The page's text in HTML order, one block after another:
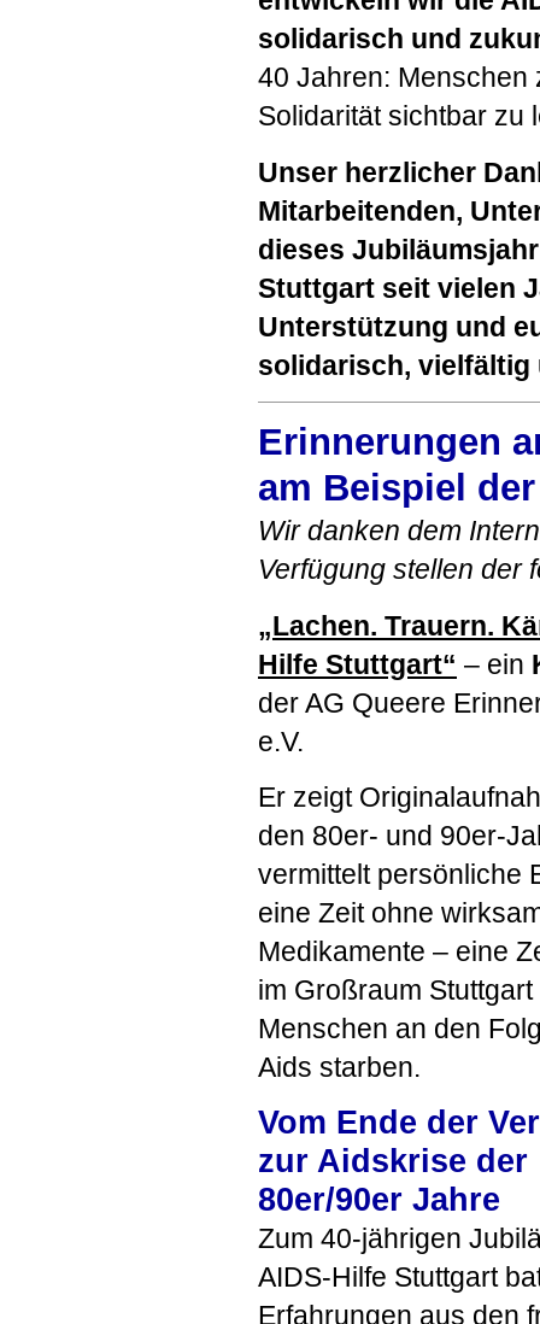
solidarisch und
40 Jahren: Menschen
Solidarität sichtbar zu
Unser herzlicher
Mitarbeitenden,
dieses
Stuttgart seit vielen
Unterstützung und
solidarisch, vielfältig
Erinnerungen
am Beispiel
Wir danken dem
Verfügung stellen der
„Lachen. Trauern.
Hilfe Stuttgart“ – ein
der AG Queere
e.V.
Er zeigt
den 80er- und 90er-
vermittelt persönliche
eine Zeit ohne
Medikamente – eine
im Großraum
Menschen an den
Aids starben.
Vom Ende der
zur Aidskrise der
80er/90er Jahre
Zum 40-jährigen
AIDS-Hilfe Stuttgart
Erfahrungen aus den